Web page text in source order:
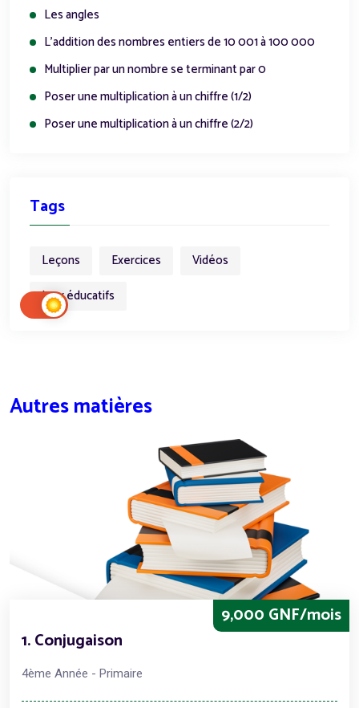
Les angles
L'addition des nombres entiers de 10 001 à 100 000
Multiplier par un nombre se terminant par 0
Poser une multiplication à un chiffre (1/2)
Poser une multiplication à un chiffre (2/2)
Tags
Leçons Exercices
Vidéos
Jeux éducatifs
Autres matières
9,000 GNF/mois
1. Conjugaison
4ème Année - Primaire